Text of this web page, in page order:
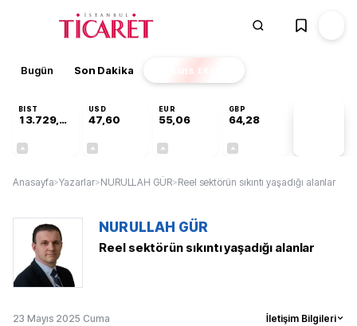
Bugün Son Dakika Finans EKSTRA
BIST
13.729,65
USD
47,60
EUR
55,06
GBP
64,28
Anasayfa>Yazarlar>NURULLAH GÜR>Reel sektörün sıkıntı yaşadığı alanlar
NURULLAH GÜR
Reel sektörün sıkıntı yaşadığı alanlar
23 Mayıs 2025 Cuma İletişim Bilgileri